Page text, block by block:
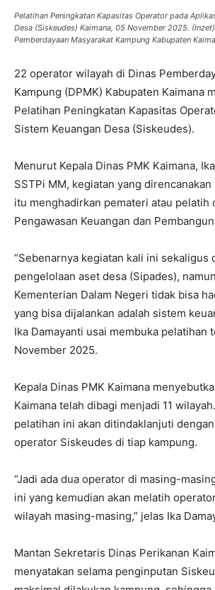
Pelatihan Peningkatan Kapasitas Operator pada
Desa (Siskeudes) Kaimana, 05 November 2025.
Pemberdayaan Masyarakat Kampung Kabupaten
22 operator wilayah di Dinas
Kampung (DPMK) Kabupaten Kaimana
Pelatihan Peningkatan Kapasitas
Sistem Keuangan Desa (Siskeudes).
Menurut Kepala Dinas PMK Kaimana,
SSTPi MM, kegiatan yang direncanakan
itu menghadirkan pemateri atau pelatih
Pengawasan Keuangan dan
“Sebenarnya kegiatan kali ini sekaligus
pengelolaan aset desa (Sipades),
Kementerian Dalam Negeri tidak bisa
yang bisa dijalankan adalah sistem
Ika Damayanti usai membuka pelatihan
November 2025.
Kepala Dinas PMK Kaimana
Kaimana telah dibagi menjadi 11
pelatihan ini akan ditindaklanjuti
operator Siskeudes di tiap kampung.
“Jadi ada dua operator di masing-
ini yang kemudian akan melatih
wilayah masing-masing,” jelas Ika
Mantan Sekretaris Dinas Perikanan
menyatakan selama penginputan